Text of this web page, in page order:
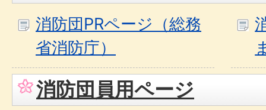
消防団PRページ（総務
省消防庁）
消防団員用ページ